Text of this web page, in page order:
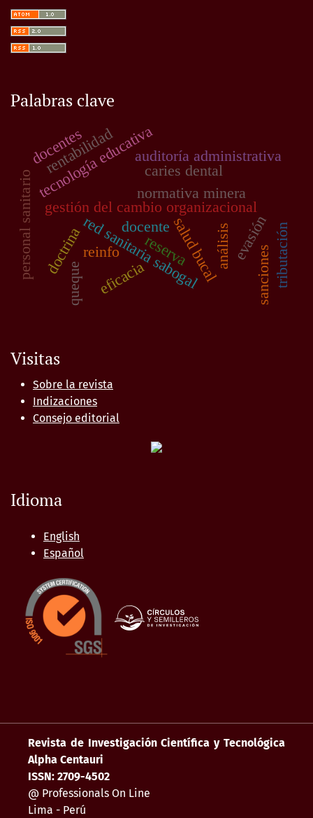
Palabras clave
gestión del cambio organizacional
personal sanitario red sanitaria sabogal
salud bucal
caries dental
docente
tecnología educativa
análisis
doctrinareinfo
normativa minera
auditoría administrativa
rentabilidad
evasióntributación
sanciones
eficacia
docentes
reserva
queque
Visitas
Sobre la revista
Indizaciones
Consejo editorial
Idioma
English
Español
Revista de Investigación Científica y Tecnológica
Alpha Centauri
ISSN: 2709-4502
@ Professionals On Line
Lima - Perú